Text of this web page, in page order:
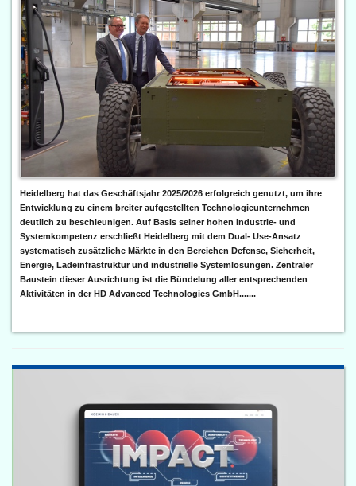
Heidelberg hat das Geschäftsjahr 2025/2026 erfolgreich genutzt, um ihre
Entwicklung zu einem breiter aufgestellten Technologieunternehmen
deutlich zu beschleunigen. Auf Basis seiner hohen Industrie- und
Systemkompetenz erschließt Heidelberg mit dem Dual- Use-Ansatz
systematisch zusätzliche Märkte in den Bereichen Defense, Sicherheit,
Energie, Ladeinfrastruktur und industrielle Systemlösungen. Zentraler
Baustein dieser Ausrichtung ist die Bündelung aller entsprechenden
Aktivitäten in der HD Advanced Technologies GmbH.......